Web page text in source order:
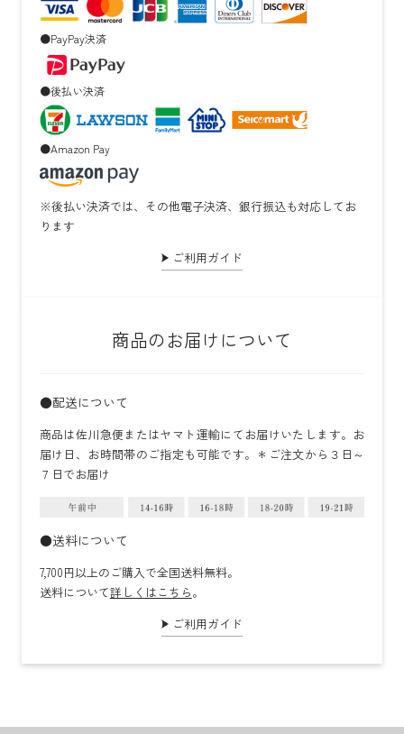
●PayPay決済
●後払い決済
●Amazon Pay
※後払い決済では、その他電子決済、銀行振込も対応してお
ります
ご利用ガイド
商品のお届けについて
●配送について
商品は佐川急便またはヤマト運輸にてお届けいたします。お
届け日、お時間帯のご指定も可能です。＊ご注文から３日～
７日でお届け
●送料について
7,700円以上のご購入で全国送料無料。
送料について詳しくはこちら。
ご利用ガイド